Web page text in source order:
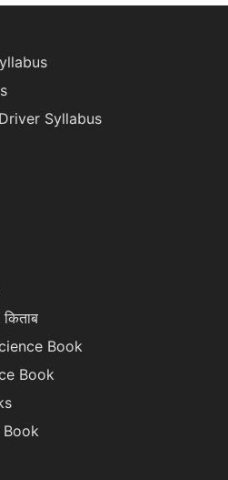
Syllabus
Book
Book
Book